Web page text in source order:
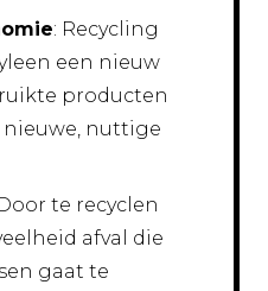
: Recycling
een nieuw
producten
nuttige
te recyclen
afval die
gaat te